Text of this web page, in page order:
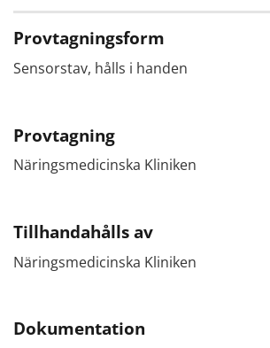
Provtagningsform
Sensorstav, hålls i handen
Provtagning
Näringsmedicinska Kliniken
Tillhandahålls av
Näringsmedicinska Kliniken
Dokumentation